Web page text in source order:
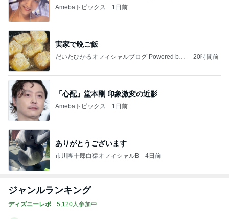
Amebaトピックス 1日前
実家で晩ご飯
だいたひかるオフィシャルブログ Powered by
20時間前
「心配」堂本剛 印象激変の近影
Amebaトピックス 1日前
ありがとうございます
市川團十郎白猿オフィシャルB 4日前
ジャンルランキング
ディズニーレポ 5,120人参加中